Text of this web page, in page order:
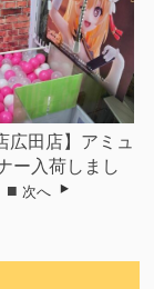
広田店】アミュ
ー入荷しまし
■ 次へ